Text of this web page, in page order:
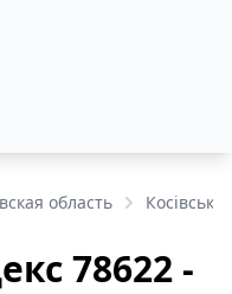
область
78622 -